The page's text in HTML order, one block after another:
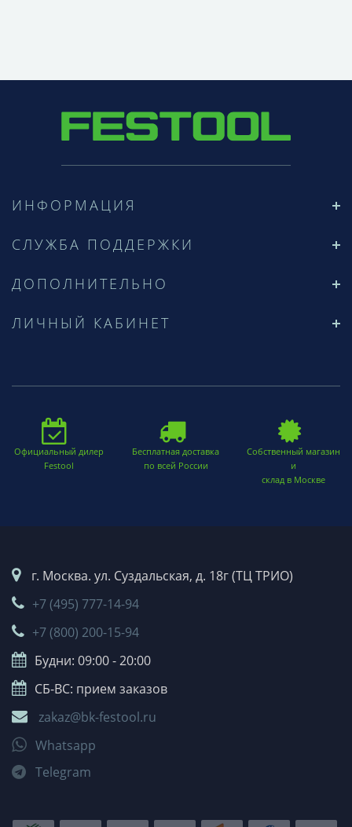
ИНФОРМАЦИЯ
СЛУЖБА ПОДДЕРЖКИ
ДОПОЛНИТЕЛЬНО
ЛИЧНЫЙ КАБИНЕТ
Официальный дилер
Festool
Бесплатная доставка
по всей России
Собственный магазин
и
склад в Москве
г. Москва. ул. Суздальская, д. 18г (ТЦ ТРИО)
+7 (495) 777-14-94
+7 (800) 200-15-94
Будни: 09:00 - 20:00
СБ-ВС: прием заказов
zakaz@bk-festool.ru
Whatsapp
Telegram